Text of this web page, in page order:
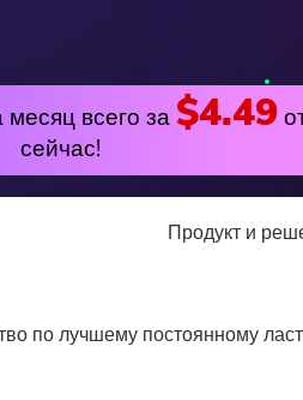
всего за $4.49
сейчас!
Продукт и
по лучшему постоянному